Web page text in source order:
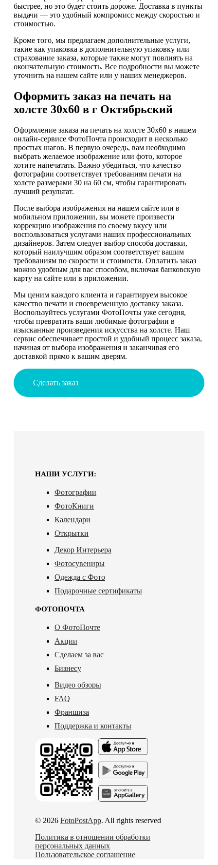
быстрее, но это будет стоить дороже. Доставка в пункты
выдачи — это удобный компромисс между скоростью и
стоимостью.
Кроме того, мы предлагаем дополнительные услуги,
такие как упаковка в дополнительную упаковку или
страхование заказа, которые также могут повлиять на
окончательную стоимость. Все подробности вы можете
уточнить на нашем сайте или у наших менеджеров.
Оформить заказ на печать на
холсте 30х60 в г Октябрьский
Оформление заказа на печать на холсте 30х60 в нашем
онлайн-сервисе ФотоПочта происходит в несколько
простых шагов. В первую очередь, вам необходимо
выбрать желаемое изображение или фото, которое
хотите напечатать. Важно убедиться, что качество
фотографии соответствует требованиям печати на
холсте размерами 30 на 60 см, чтобы гарантировать
лучший результат.
После выбора изображения на нашем сайте или в
мобильном приложении, вы можете произвести
коррекцию изображения по своему вкусу или
воспользоваться услугами наших профессиональных
дизайнеров. Затем следует выбор способа доставки,
который наилучшим образом соответствует вашим
требованиям по скорости и стоимости. Оплатить заказ
можно удобным для вас способом, включая банковскую
карту на сайте или в приложении.
Мы ценим каждого клиента и гарантируем высокое
качество печати и своевременную доставку заказа.
Воспользуйтесь услугами ФотоПочты уже сегодня,
чтобы превратить ваши любимые фотографии в
изысканные произведения искусства на холсте. Наш
сервис обеспечивает простой и удобный процесс заказа,
начиная от выбора изображения и заканчивая его
доставкой прямо к вашим дверям.
Сделать заказ
НАШИ УСЛУГИ:
Фотографии
ФотоКниги
Календари
Открытки
Декор Интерьера
Фотосувениры
Одежда с Фото
Подарочные сертификаты
ФОТОПОЧТА
О ФотоПочте
Акции
Сделаем за вас
Бизнесу
Видео обзоры
FAQ
Франшиза
Поддержка и контакты
© 2026 FotoPostApp. All rights reserved
Политика в отношении обработки
персональных данных
Пользовательское соглашение